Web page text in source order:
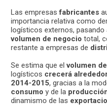
Las empresasfabricantes
importancia relativa como
logísticos externos, pasando
volumen de negocio total,
restante a empresas de
Se estima que elvolumen
logísticos crecerá
2014-2015, gracias a la
consumo y de la
dinamismo de las